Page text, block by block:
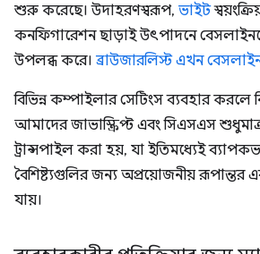
শুরু করেছে। উদাহরণস্বরূপ, ভাইট
কনফিগারেশন ছাড়াই উৎপাদনে
উপলব্ধ করে। ব্রাউজারলিস্ট এখন
বিভিন্ন কম্পাইলার সেটিংস ব্যবহার করলে
আমাদের জাভাস্ক্রিপ্ট এবং সিএসএস
ট্রান্সপাইল করা হয়, যা ইতিমধ্যেই
বৈশিষ্ট্যগুলির জন্য অপ্রয়োজনীয় রূপান্তর
যায়।